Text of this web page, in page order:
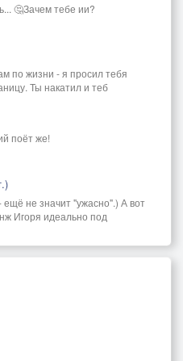
🤔Зачем тебе ии?
по жизни - я просил тебя
Ты накатил и теб
поёт же!
не значит "ужасно".) А вот
Игоря идеально под